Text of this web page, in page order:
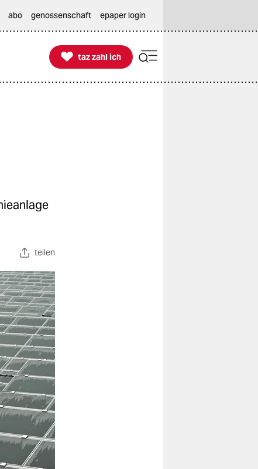
abo genossenschaft epaper login

taz zahl ich
taz zahl ich
teilen